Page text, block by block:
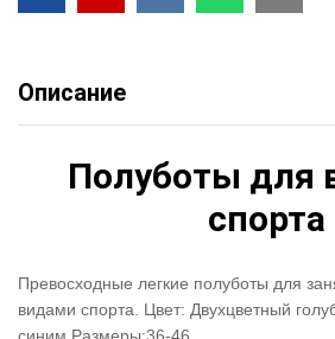
Описание
Полуботы для
спорта
Превосходные легкие полуботы для
видами спорта. Цвет: Двухцветный
синим.Размеры:36-46